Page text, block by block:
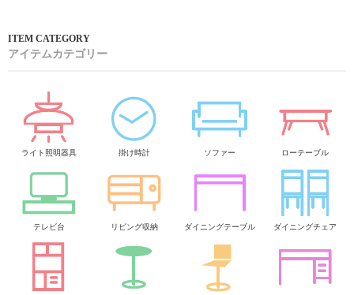
アイテムカテゴリー
ライト照明器具 掛け時計 ソファー ローテーブル
テレビ台 リビング収納 ダイニングテーブル ダイニングチェア